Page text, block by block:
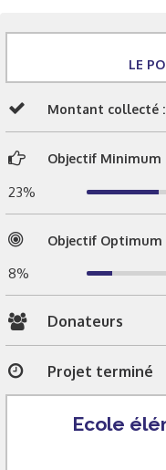
LE
Montant collecté :
Objectif Minimum
23%
Objectif Optimum
8%
Donateurs
Projet terminé
Ecole